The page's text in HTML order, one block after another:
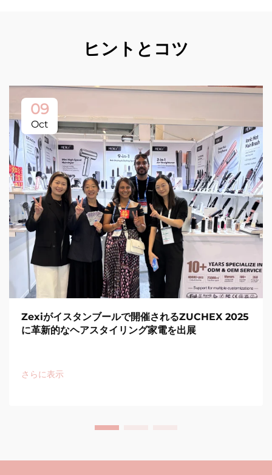
ヒントとコツ
09
Oct
Zexiがイスタンブールで開催されるZUCHEX 2025
に革新的なヘアスタイリング家電を出展
さらに表示